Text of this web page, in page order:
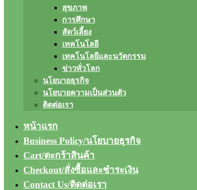
สุขภาพ
การศึกษา
สัตว์เลี้ยง
เทคโนโลยี
เทคโนโลยีและนวัตกรรม
ข่าวทั่วโลก
นโยบายธุรกิจ
นโยบายความเป็นส่วนตัว
ติดต่อเรา
หน้าแรก
Business Policy/นโยบายธุรกิจ
Cart/ตะกร้าสินค้า
Checkout/สั่งซื้อและชำระเงิน
Contact Us/ติดต่อเรา